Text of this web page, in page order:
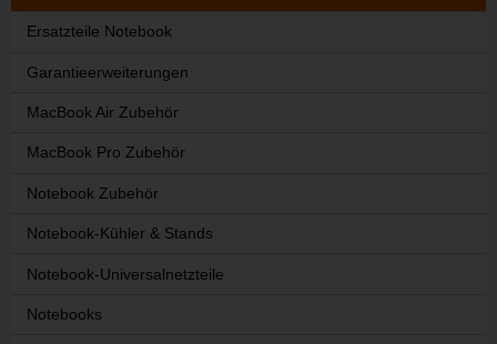
Ersatzteile Notebook
Garantieerweiterungen
MacBook Air Zubehör
MacBook Pro Zubehör
Notebook Zubehör
Notebook-Kühler & Stands
Notebook-Universalnetzteile
Notebooks